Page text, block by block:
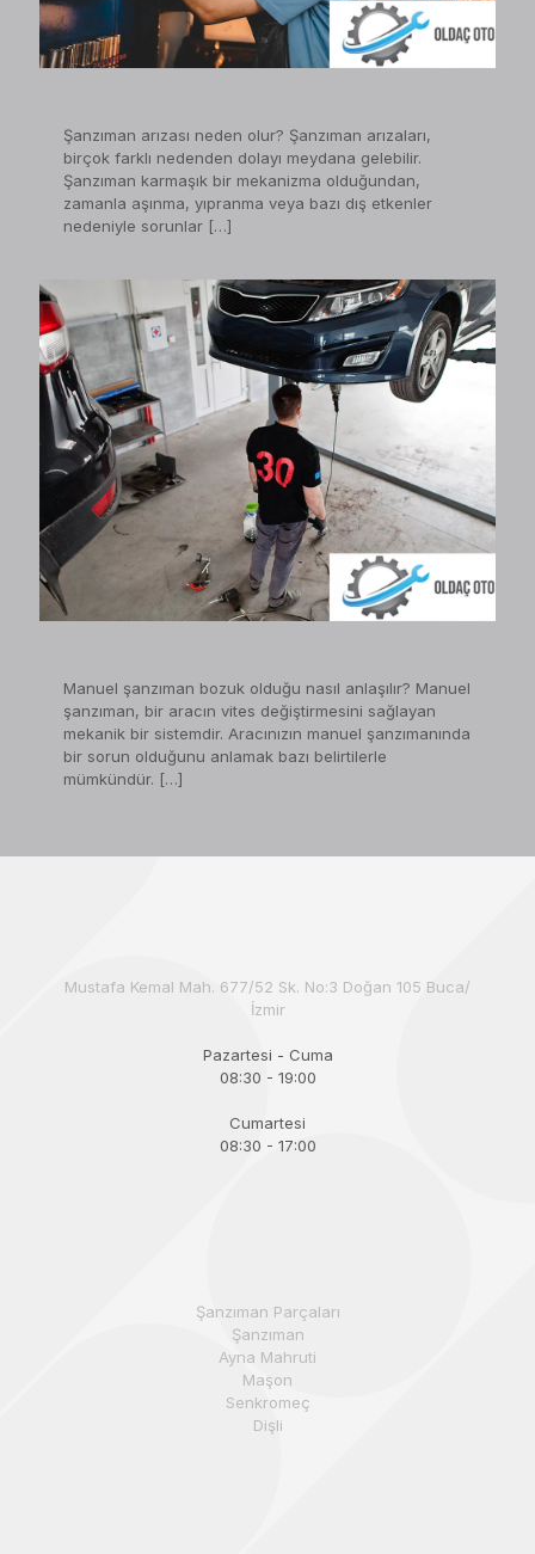
Şanzıman arızası neden olur? Şanzıman arızaları,
birçok farklı nedenden dolayı meydana gelebilir.
Şanzıman karmaşık bir mekanizma olduğundan,
zamanla aşınma, yıpranma veya bazı dış etkenler
nedeniyle sorunlar […]
Manuel şanzıman bozuk olduğu nasıl anlaşılır? Manuel
şanzıman, bir aracın vites değiştirmesini sağlayan
mekanik bir sistemdir. Aracınızın manuel şanzımanında
bir sorun olduğunu anlamak bazı belirtilerle
mümkündür. […]
Mustafa Kemal Mah. 677/52 Sk. No:3 Doğan 105 Buca/
İzmir
Pazartesi - Cuma
08:30 - 19:00
Cumartesi
08:30 - 17:00
Şanzıman Parçaları
Şanzıman
Ayna Mahruti
Maşon
Senkromeç
Dişli